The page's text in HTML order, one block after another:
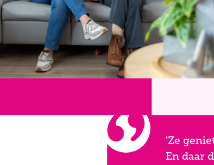
'Ze
En daar